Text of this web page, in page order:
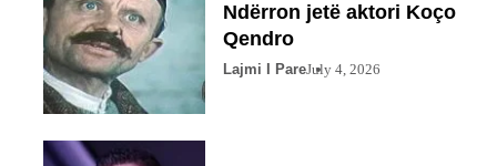
Ndërron jetë aktori Koço
Qendro
Lajmi I PareJuly 4, 2026